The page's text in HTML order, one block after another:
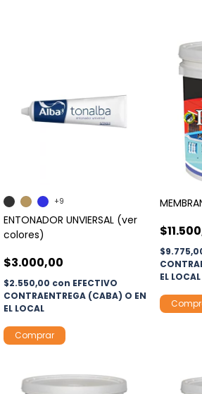
ENTONADOR UNVIERSAL (ver
colores)
$3.000,00
$2.550,00 con EFECTIVO
CONTRAENTREGA (CABA) O EN
EL LOCAL
+9
Comprar
EL LOCAL